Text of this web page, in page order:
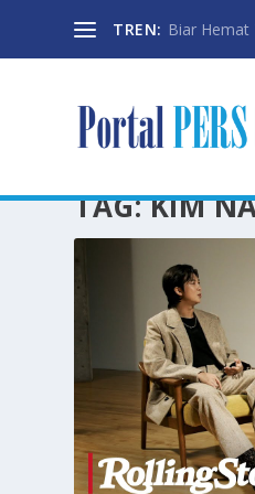
TREN: Biar Hemat
TAG:KIM